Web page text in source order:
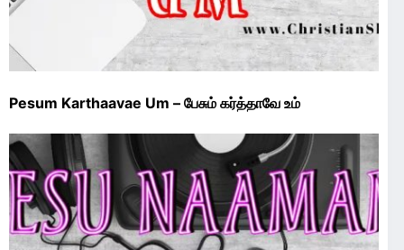
Pesum Karthaavae Um – பேசும் கர்த்தாவே உம்